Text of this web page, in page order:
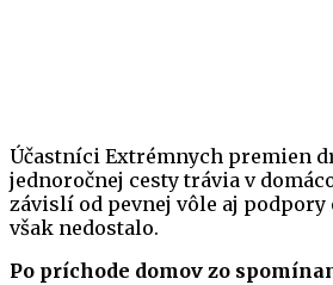
Účastníci Extrémnych premien
jednoročnej cesty trávia v
závislí od pevnej vôle aj
však nedostalo.
Po príchode domov zo